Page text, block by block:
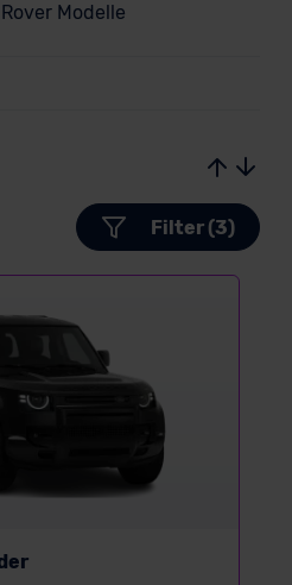
Modelle
Filter (3)